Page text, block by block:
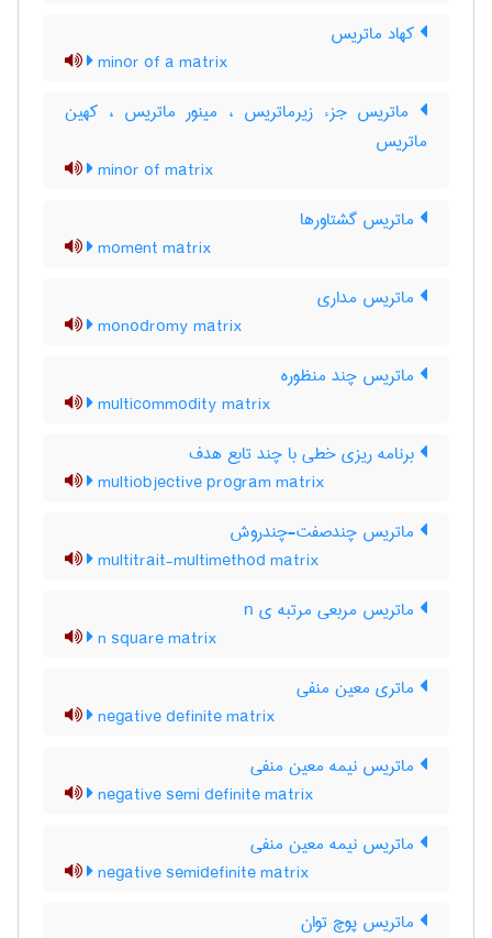
کهاد ماتریس
minor of a matrix
ماتریس جزء زیرماتریس ، مینور ماتریس ، کهین
ماتریس
minor of matrix
ماتریس گشتاورها
moment matrix
ماتریس مداری
monodromy matrix
ماتریس چند منظوره
multicommodity matrix
برنامه ریزی خطی با چند تابع هدف
multiobjective program matrix
ماتریس چندصفت-چندروش
multitrait-multimethod matrix
ماتریس مربعی مرتبه ی n
n square matrix
ماتری معین منفی
negative definite matrix
ماتریس نیمه معین منفی
negative semi definite matrix
ماتریس نیمه معین منفی
negative semidefinite matrix
ماتریس پوچ توان